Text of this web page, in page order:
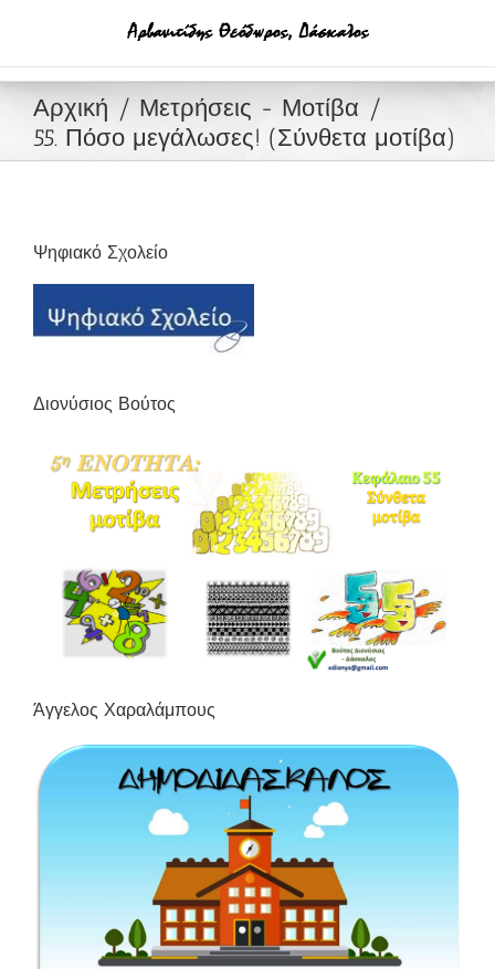
Αρχική
Μετρήσεις - Μοτίβα
55. Πόσο μεγάλωσες! (Σύνθετα μοτίβα)
Ψηφιακό Σχολείο
Διονύσιος Βούτος
Άγγελος Χαραλάμπους